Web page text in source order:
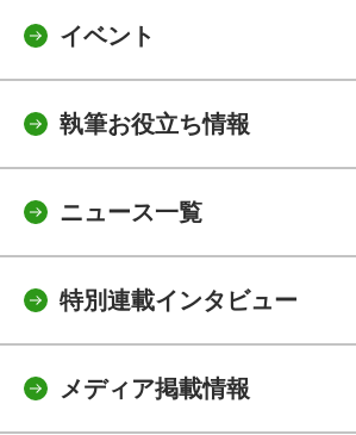
イベント
執筆お役立ち情報
ニュース一覧
特別連載インタビュー
メディア掲載情報